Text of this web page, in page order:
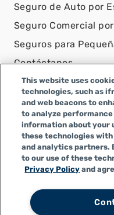
Seguro de Auto por
Seguro Comercial
Seguros para
Contáctanos
AVISO LEGAL
Infinity Insurance
General Insurance
Alabama, con número
Infinity Insurance
Infinity General
estados.
This website uses
technologies, such as
and web beacons to
to analyze
information about your
these technologies
and analytics partners.
to our use of these
Privacy Policy and